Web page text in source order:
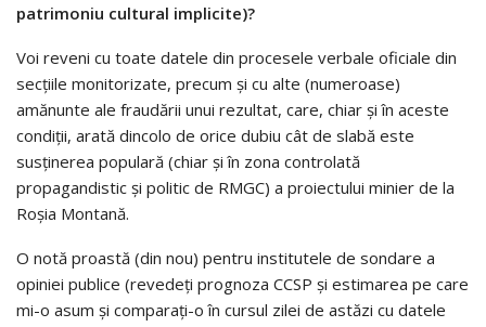
patrimoniu cultural implicite)?
Voi reveni cu toate datele din procesele verbale oficiale din
secțiile monitorizate, precum și cu alte (numeroase)
amănunte ale fraudării unui rezultat, care, chiar și în aceste
condiții, arată dincolo de orice dubiu cât de slabă este
susținerea populară (chiar și în zona controlată
propagandistic și politic de RMGC) a proiectului minier de la
Roșia Montană.
O notă proastă (din nou) pentru institutele de sondare a
opiniei publice (revedeți prognoza CCSP și estimarea pe care
mi-o asum și comparați-o în cursul zilei de astăzi cu datele